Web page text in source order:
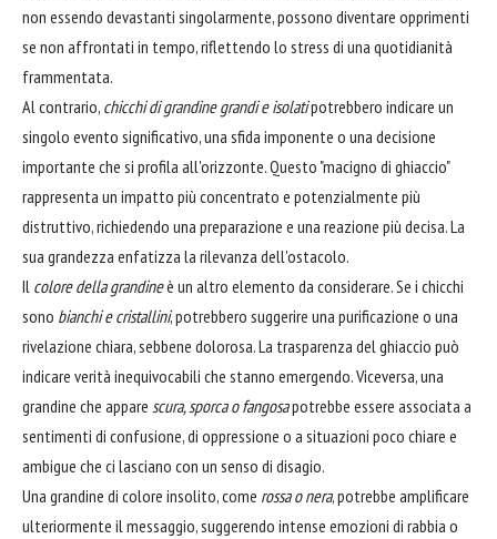
non essendo devastanti singolarmente, possono diventare opprimenti
se non affrontati in tempo, riflettendo lo stress di una quotidianità
frammentata.
Al contrario, chicchi di grandine grandi e isolatipotrebbero indicare un
singolo evento significativo, una sfida imponente o una decisione
importante che si profila all'orizzonte. Questo "macigno di ghiaccio"
rappresenta un impatto più concentrato e potenzialmente più
distruttivo, richiedendo una preparazione e una reazione più decisa. La
sua grandezza enfatizza la rilevanza dell'ostacolo.
Il colore della grandineè un altro elemento da considerare. Se i chicchi
sono bianchi e cristallini, potrebbero suggerire una purificazione o una
rivelazione chiara, sebbene dolorosa. La trasparenza del ghiaccio può
indicare verità inequivocabili che stanno emergendo. Viceversa, una
grandine che appare scura, sporca o fangosapotrebbe essere associata a
sentimenti di confusione, di oppressione o a situazioni poco chiare e
ambigue che ci lasciano con un senso di disagio.
Una grandine di colore insolito, come rossa o nera, potrebbe amplificare
ulteriormente il messaggio, suggerendo intense emozioni di rabbia o